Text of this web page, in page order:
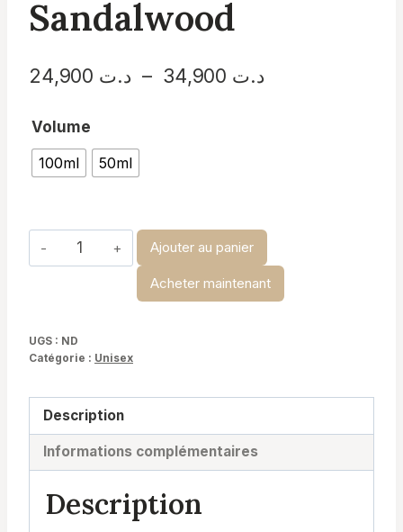
Sandalwood
د.ت – د.تPlage
Volume
100ml
50ml
quantité
de
You
Sandalwood
Ajouter au panier
Acheter maintenant
UGS : ND
Catégorie : Unisex
Description
Informations complémentaires
Description